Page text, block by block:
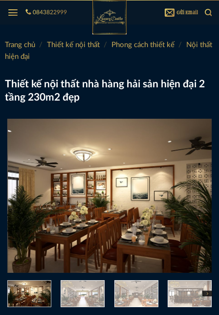
qua
dung
0843822999 Gửi Email
Trang chủ / Thiết kế nội thất / Phong cách thiết kế /
Nội thất
hiện đại
Thiết kế nội thất nhà hàng hải sản hiện đại 2
tầng 230m2 đẹp